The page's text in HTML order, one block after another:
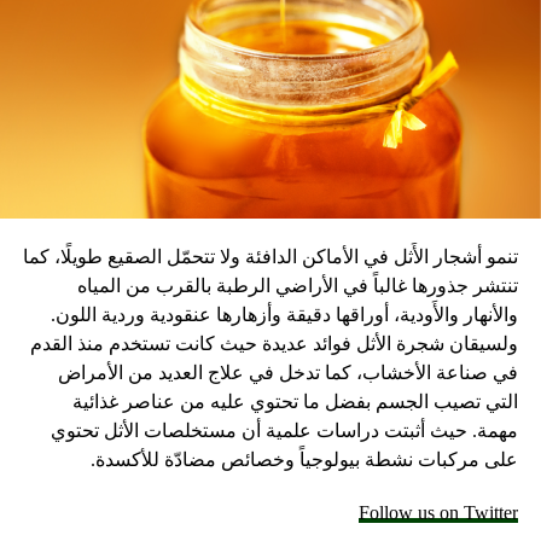
وسائل منع الحمل
DON'T MISS
عشرون معلومة لم تكن تعرفها عن المجرات
المصدر: سكاي نيوز
تنمو أشجار الأَثل في الأماكن الدافئة ولا تتحمّل الصقيع طويلًا، كما
تنتشر جذورها غالباً في الأراضي الرطبة بالقرب من المياه
والأنهار والأَودية، أوراقها دقيقة وأزهارها عنقودية وردية اللون.
ولسيقان شجرة الأثل فوائد عديدة حيث كانت تستخدم منذ القدم
في صناعة الأخشاب، كما تدخل في علاج العديد من الأمراض
التي تصيب الجسم بفضل ما تحتوي عليه من عناصر غذائية
مهمة. حيث أثبتت دراسات علمية أن مستخلصات الأثل تحتوي
على مركبات نشطة بيولوجياً وخصائص مضادّة للأكسدة.
Follow us on Twitter